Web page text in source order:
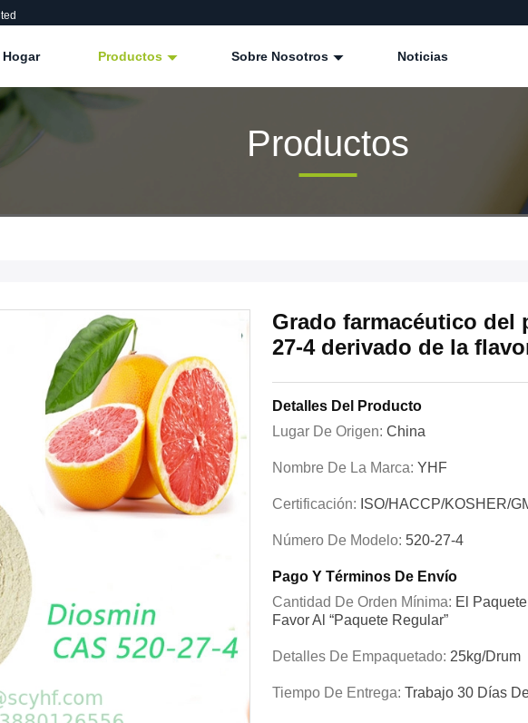
Hogar Productos Sobre Nosotros Noticias
Productos
Grado farmacéutico del
27-4 derivado de la
Detalles Del Producto
Lugar De Origen: China
Nombre De La Marca: YHF
Certificación: ISO/HACCP/KOSHER/
Número De Modelo: 520-27-4
Pago Y Términos De Envío
Cantidad De Orden Mínima: El
Favor Al “paquete Regular”
Detalles De Empaquetado: 25kg/drum
Tiempo De Entrega: Trabajo 30 Días